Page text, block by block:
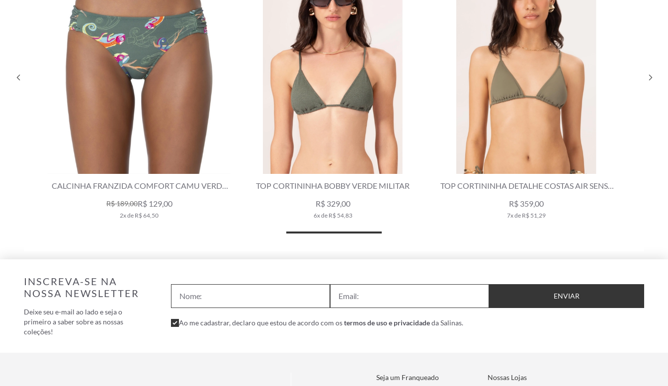
CALCINHA FRANZIDA COMFORT CAMU VERDE
R$ 189,00R$ 129,00
2x de R$ 64,50
TOP CORTININHA BOBBY VERDE MILITAR
R$ 329,00
6x de R$ 54,83
TOP CORTININHA DETALHE COSTAS AIR SENSE
R$ 359,00
7x de R$ 51,29
INSCREVA-SE NA
NOSSA NEWSLETTER
Deixe seu e-mail ao lado e seja o
primeiro a saber sobre as nossas
coleções!
ENVIAR
Ao me cadastrar, declaro que estou de acordo com ostermos de uso e privacidadeda Salinas.
Seja um Franqueado Nossas Lojas